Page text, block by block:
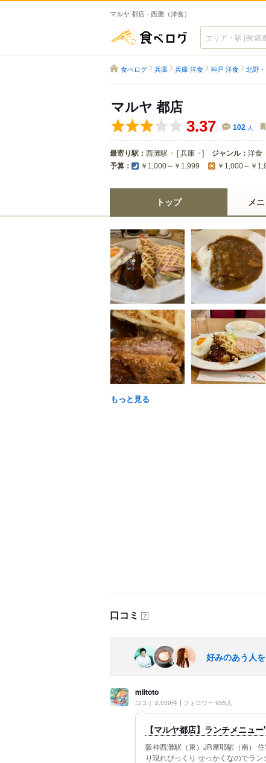
マルヤ 都店 - 西灘（洋食）
食べログ
食べログ 兵庫 兵庫 洋食 神戸 洋食 北野
マルヤ 都店
3.37 102 人
最寄り駅： 西灘駅 [兵庫 ] ジャンル： 洋食
予算： ￥1,000～￥1,999 ￥1,000～￥
トップ メ
もっと見る
口コミ ？
好みのあう人
miitoto
口コミ 2,059件 フォロワー 955人
【マルヤ都店】ランチメニュ
阪神西灘駅（東）JR摩耶駅（南）
り現れびっくり せっかくなのでラ